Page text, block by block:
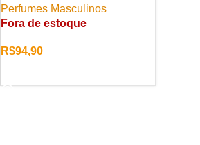
Perfumes Masculinos
Fora de estoque
R$94,90